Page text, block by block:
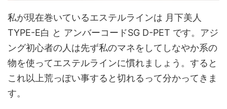
私が現在巻いているエステルラインは 月下美人
TYPE-E白 と アンバーコードSG D-PET です。アジ
ング初心者の人は先ず私のマネをしてしなやか系の
物を使ってエステルラインに慣れましょう。すると
これ以上荒っぽい事すると切れるって分かってきま
す。